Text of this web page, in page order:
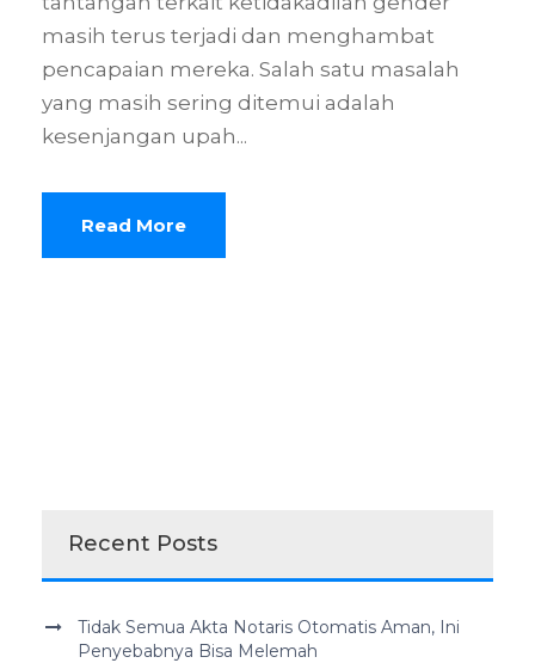
masih terus terjadi dan menghambat
pencapaian mereka. Salah satu masalah
yang masih sering ditemui adalah
kesenjangan upah...
Read More
Recent Posts
Tidak Semua Akta Notaris Otomatis Aman, Ini
Penyebabnya Bisa Melemah